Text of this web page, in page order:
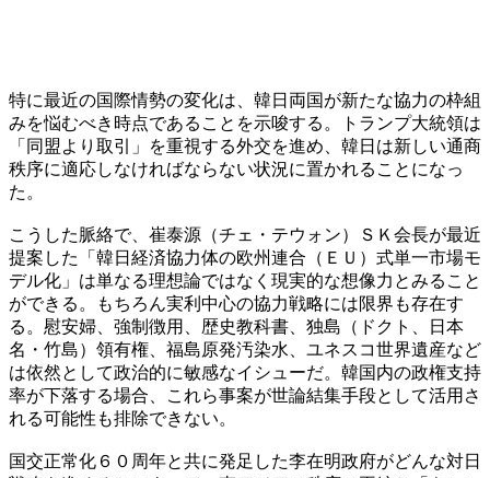
特に最近の国際情勢の変化は、韓日両国が新たな協力の枠組
みを悩むべき時点であることを示唆する。トランプ大統領は
「同盟より取引」を重視する外交を進め、韓日は新しい通商
秩序に適応しなければならない状況に置かれることになっ
た。
こうした脈絡で、崔泰源（チェ・テウォン）ＳＫ会長が最近
提案した「韓日経済協力体の欧州連合（ＥＵ）式単一市場モ
デル化」は単なる理想論ではなく現実的な想像力とみること
ができる。もちろん実利中心の協力戦略には限界も存在す
る。慰安婦、強制徴用、歴史教科書、独島（ドクト、日本
名・竹島）領有権、福島原発汚染水、ユネスコ世界遺産など
は依然として政治的に敏感なイシューだ。韓国内の政権支持
率が下落する場合、これら事案が世論結集手段として活用さ
れる可能性も排除できない。
国交正常化６０周年と共に発足した李在明政府がどんな対日